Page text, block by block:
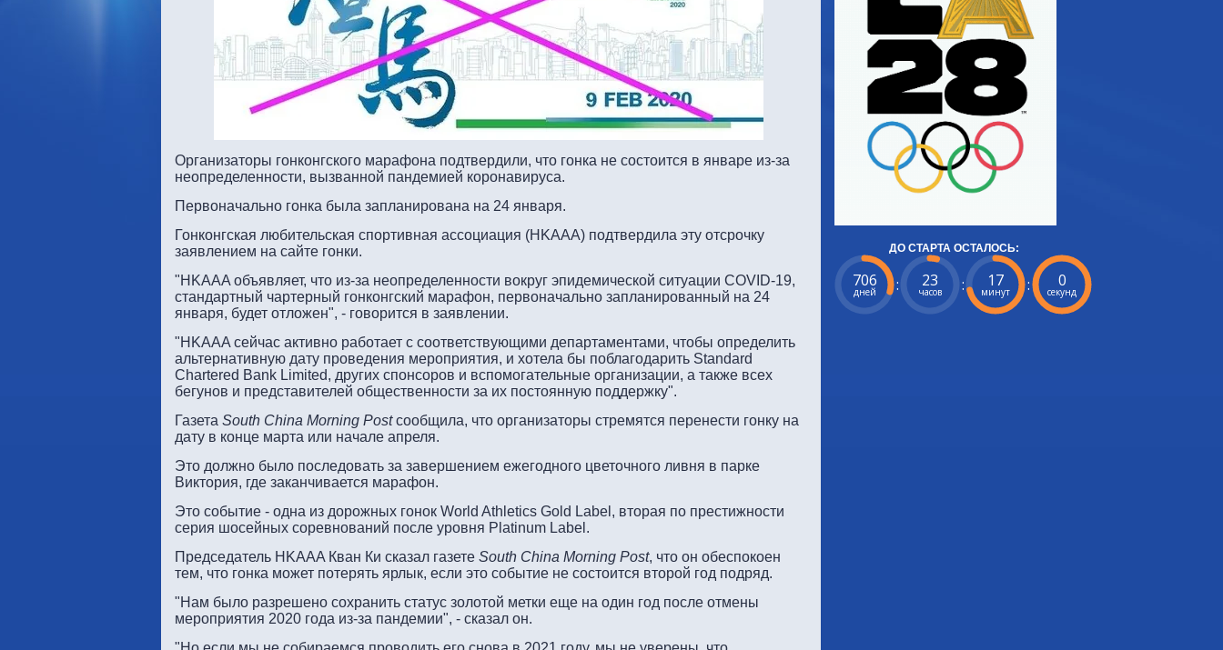
ДО СТАРТА ОСТАЛОСЬ:
706
дней : 23
часов : 16
минут : 59
секунд
Организаторы гонконгского марафона подтвердили, что гонка не состоится в январе из-за
неопределенности, вызванной пандемией коронавируса.
Первоначально гонка была запланирована на 24 января.
Гонконгская любительская спортивная ассоциация (HKAAA) подтвердила эту отсрочку
заявлением на сайте гонки.
"HKAAA объявляет, что из-за неопределенности вокруг эпидемической ситуации COVID-19,
стандартный чартерный гонконгский марафон, первоначально запланированный на 24
января, будет отложен", - говорится в заявлении.
"HKAAA сейчас активно работает с соответствующими департаментами, чтобы определить
альтернативную дату проведения мероприятия, и хотела бы поблагодарить Standard
Chartered Bank Limited, других спонсоров и вспомогательные организации, а также всех
бегунов и представителей общественности за их постоянную поддержку".
Газета South China Morning Postсообщила, что организаторы стремятся перенести гонку на
дату в конце марта или начале апреля.
Это должно было последовать за завершением ежегодного цветочного ливня в парке
Виктория, где заканчивается марафон.
Это событие - одна из дорожных гонок World Athletics Gold Label, вторая по престижности
серия шосейных соревнований после уровня Platinum Label.
Председатель HKAAA Кван Ки сказал газете South China Morning Post, что он обеспокоен
тем, что гонка может потерять ярлык, если это событие не состоится второй год подряд.
"Нам было разрешено сохранить статус золотой метки еще на один год после отмены
мероприятия 2020 года из-за пандемии", - сказал он.